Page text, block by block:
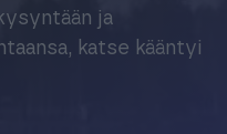
ja
katse kääntyi